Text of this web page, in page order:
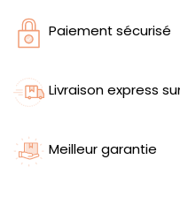
Paiement sécurisé
Livraison express
Meilleur garantie